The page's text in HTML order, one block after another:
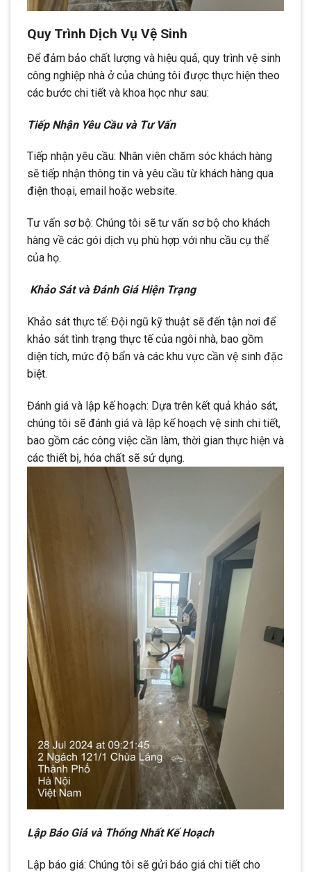
Quy Trình Dịch Vụ Vệ Sinh
Để đảm bảo chất lượng và hiệu quả, quy trình vệ sinh
công nghiệp nhà ở của chúng tôi được thực hiện theo
các bước chi tiết và khoa học như sau:
Tiếp Nhận Yêu Cầu và Tư Vấn
Tiếp nhận yêu cầu: Nhân viên chăm sóc khách hàng
sẽ tiếp nhận thông tin và yêu cầu từ khách hàng qua
điện thoại, email hoặc website.
Tư vấn sơ bộ: Chúng tôi sẽ tư vấn sơ bộ cho khách
hàng về các gói dịch vụ phù hợp với nhu cầu cụ thể
của họ.
Khảo Sát và Đánh Giá Hiện Trạng
Khảo sát thực tế: Đội ngũ kỹ thuật sẽ đến tận nơi để
khảo sát tình trạng thực tế của ngôi nhà, bao gồm
diện tích, mức độ bẩn và các khu vực cần vệ sinh đặc
biệt.
Đánh giá và lập kế hoạch: Dựa trên kết quả khảo sát,
chúng tôi sẽ đánh giá và lập kế hoạch vệ sinh chi tiết,
bao gồm các công việc cần làm, thời gian thực hiện và
các thiết bị, hóa chất sẽ sử dụng.
Lập Báo Giá và Thống Nhất Kế Hoạch
Lập báo giá: Chúng tôi sẽ gửi báo giá chi tiết cho